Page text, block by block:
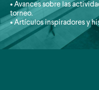
• Avances sobre las
torneo.
• Artículos inspiradores y